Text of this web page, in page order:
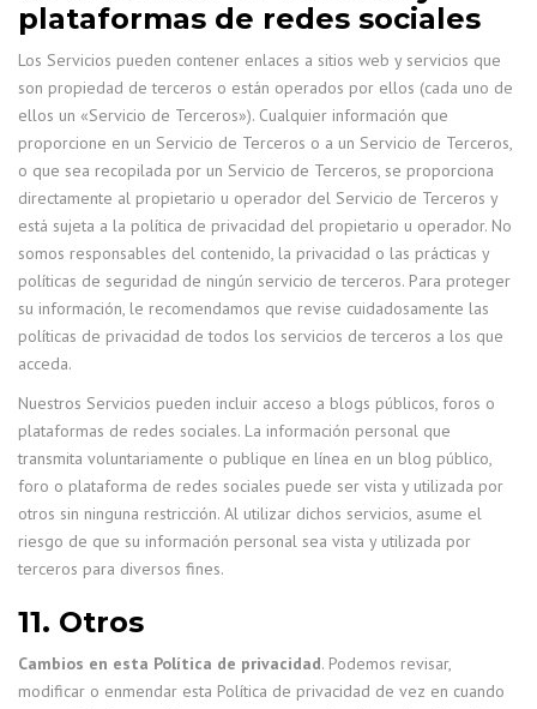
plataformas de redes sociales
Los Servicios pueden contener enlaces a sitios web y servicios que
son propiedad de terceros o están operados por ellos (cada uno de
ellos un «Servicio de Terceros»). Cualquier información que
proporcione en un Servicio de Terceros o a un Servicio de Terceros,
o que sea recopilada por un Servicio de Terceros, se proporciona
directamente al propietario u operador del Servicio de Terceros y
está sujeta a la política de privacidad del propietario u operador. No
somos responsables del contenido, la privacidad o las prácticas y
políticas de seguridad de ningún servicio de terceros. Para proteger
su información, le recomendamos que revise cuidadosamente las
políticas de privacidad de todos los servicios de terceros a los que
acceda.
Nuestros Servicios pueden incluir acceso a blogs públicos, foros o
plataformas de redes sociales. La información personal que
transmita voluntariamente o publique en línea en un blog público,
foro o plataforma de redes sociales puede ser vista y utilizada por
otros sin ninguna restricción. Al utilizar dichos servicios, asume el
riesgo de que su información personal sea vista y utilizada por
terceros para diversos fines.
11. Otros
Cambios en esta Política de privacidad. Podemos revisar,
modificar o enmendar esta Política de privacidad de vez en cuando